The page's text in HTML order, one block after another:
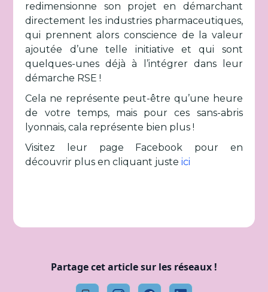
redimensionne son projet en démarchant
directement les industries pharmaceutiques,
qui prennent alors conscience de la valeur
ajoutée d’une telle initiative et qui sont
quelques-unes déjà à l’intégrer dans leur
démarche RSE !
Cela ne représente peut-être qu’une heure
de votre temps, mais pour ces sans-abris
lyonnais, cala représente bien plus !
Visitez leur page Facebook pour en
découvrir plus en cliquant juste ici
Partage cet article sur les réseaux !